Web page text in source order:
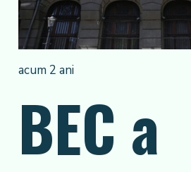
acum 2 ani
BEC a